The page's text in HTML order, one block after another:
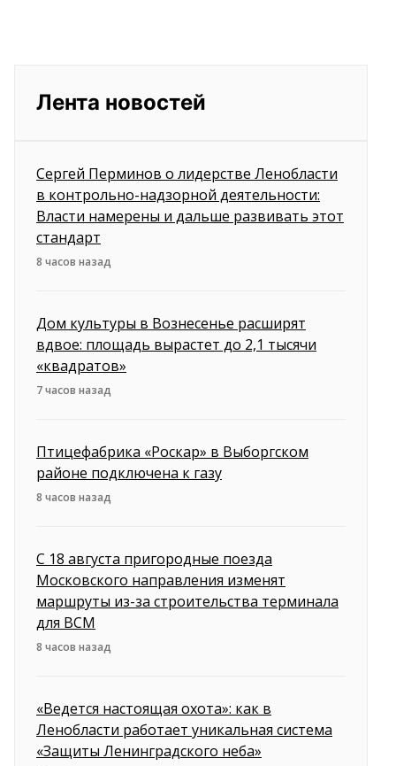
Лента новостей
Сергей Перминов о лидерстве Ленобласти
в контрольно-надзорной деятельности:
Власти намерены и дальше развивать этот
стандарт
8 часов назад
Дом культуры в Вознесенье расширят
вдвое: площадь вырастет до 2,1 тысячи
«квадратов»
7 часов назад
Птицефабрика «Роскар» в Выборгском
районе подключена к газу
8 часов назад
С 18 августа пригородные поезда
Московского направления изменят
маршруты из-за строительства терминала
для ВСМ
8 часов назад
«Ведется настоящая охота»: как в
Ленобласти работает уникальная система
«Защиты Ленинградского неба»